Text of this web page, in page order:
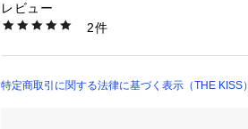
素材：サージカルステンレス
生産国：日本
DI-SR1819CB （ショップ）
レビュー
2件
特定商取引に関する法律に基づく表示（THE KISS）